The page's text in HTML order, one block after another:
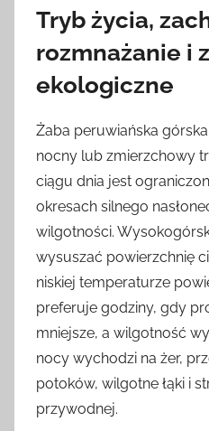
Tryb życia,
rozmnażanie i
ekologiczne
Żaba peruwiańska
nocny lub zmierzchowy
ciągu dnia jest
okresach silnego
wilgotności.
wysuszać powierzchnię
niskiej temperaturze
preferuje godziny, gdy
mniejsze, a wilgotność
nocy wychodzi na żer,
potoków, wilgotne łąki i
przywodnej.